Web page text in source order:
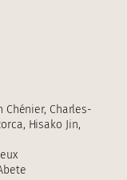
Chénier, Charles-
Hisako Jin,